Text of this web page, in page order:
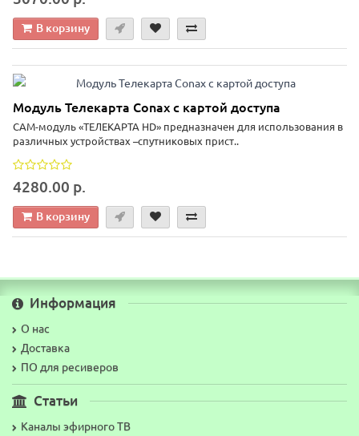
В корзину
Модуль Телекарта Conax с картой доступа
САМ-модуль «ТЕЛЕКАРТА HD» предназначен для использования в
различных устройствах –спутниковых прист..
4280.00 р.
В корзину
Информация
О нас
Доставка
ПО для ресиверов
Статьи
Каналы эфирного ТВ